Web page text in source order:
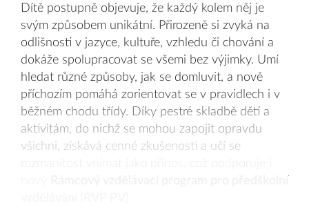
Dítě postupně objevuje, že každý kolem něj je
svým způsobem unikátní. Přirozeně si zvyká na
odlišnosti v jazyce, kultuře, vzhledu či chování a
dokáže spolupracovat se všemi bez výjimky. Umí
hledat různé způsoby, jak se domluvit, a nově
příchozím pomáhá zorientovat se v pravidlech i v
běžném chodu třídy. Díky pestré skladbě dětí a
aktivitám, do nichž se mohou zapojit opravdu
všichni, získává cenné zkušenosti a učí se